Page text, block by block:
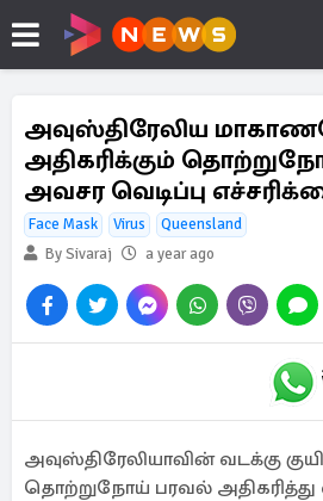
அவுஸ்திரேலிய
அதிகரிக்கும்
அவசர வெடிப்பு
Face Mask Virus
Queensland
By Sivaraj
a year ago
அவுஸ்திரேலியாவின் வடக்கு
தொற்றுநோய் பரவல் அதிகரித்து